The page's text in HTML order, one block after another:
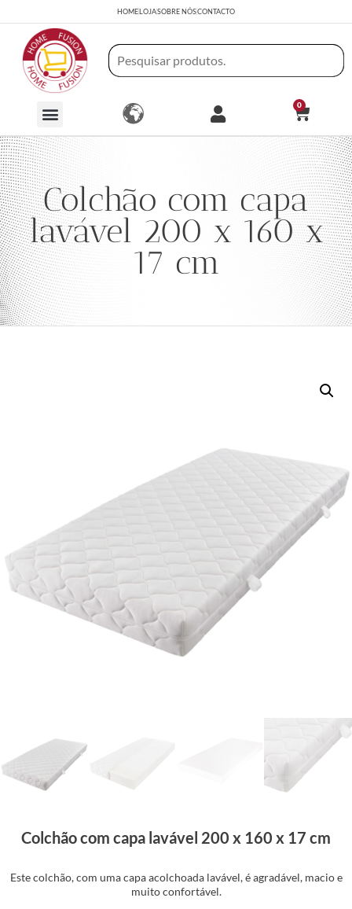
HOMELOJASOBRE NÓSCONTACTO
0
Colchão com capa
lavável 200 x 160 x
17 cm
Colchão com capa lavável 200 x 160 x 17 cm
Este colchão, com uma capa acolchoada lavável, é agradável, macio e
muito confortável.